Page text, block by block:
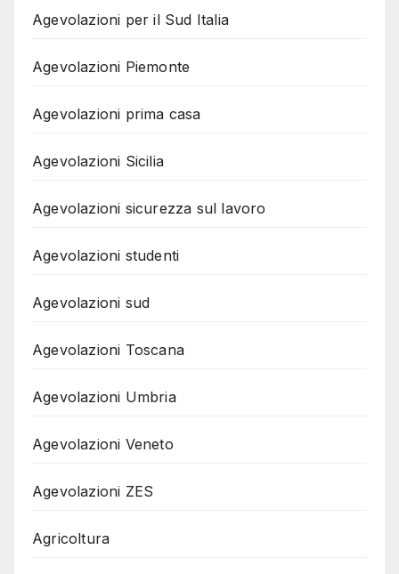
Agevolazioni per il Sud Italia
Agevolazioni Piemonte
Agevolazioni prima casa
Agevolazioni Sicilia
Agevolazioni sicurezza sul lavoro
Agevolazioni studenti
Agevolazioni sud
Agevolazioni Toscana
Agevolazioni Umbria
Agevolazioni Veneto
Agevolazioni ZES
Agricoltura